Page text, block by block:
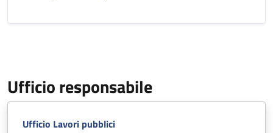
Ufficio responsabile
Ufficio Lavori pubblici